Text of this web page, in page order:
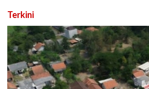
Terkini